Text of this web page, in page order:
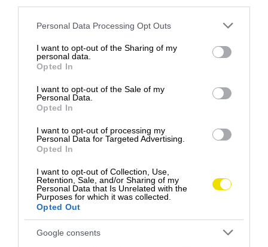
Please note that this website/app uses one or more Google
not limited to your visit or usage behaviour. You may click to
grant or deny consent to Google and its third-party tags to
use your data for below specified purposes in below Google
consent section.
Personal Data Processing Opt Outs
I want to opt-out of the Sharing of my
personal data.
Opted In
I want to opt-out of the Sale of my
Personal Data.
Opted In
I want to opt-out of processing my
Personal Data for Targeted Advertising.
Opted In
I want to opt-out of Collection, Use,
Retention, Sale, and/or Sharing of my
Personal Data that Is Unrelated with the
Purposes for which it was collected.
Opted Out
Google consents
Jedna cestovná karta, 33 krajín: Takto funguje
Cestovné karty Interrail a Eurail patria už desaťročia
medzi obľúbené možnosti cestovania pre tých…
DRIVE-TIP